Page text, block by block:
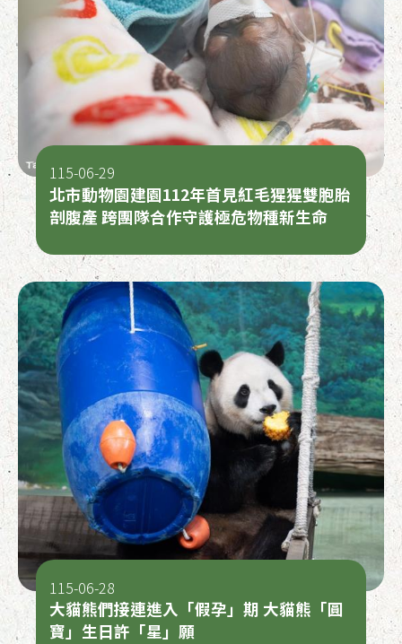
北市動物園建園112年首見紅毛猩猩雙胞胎
剖腹產 跨團隊合作守護極危物種新生命
115-06-29
大貓熊們接連進入「假孕」期 大貓熊「圓
寶」生日許「星」願
115-06-28